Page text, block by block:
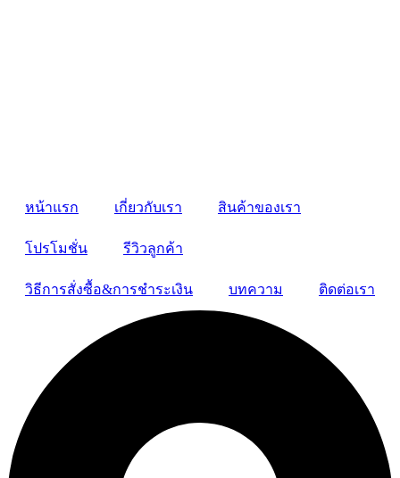
หน้าแรก เกี่ยวกับเรา สินค้าของเรา
โปรโมชั่น รีวิวลูกค้า
วิธีการสั่งซื้อ&การชำระเงิน บทความ ติดต่อเรา